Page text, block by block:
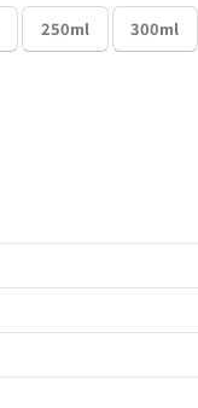
250ml 300ml